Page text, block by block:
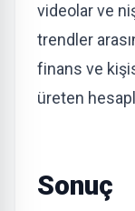
videolar ve
trendler
finans ve
üreten
Sonuç